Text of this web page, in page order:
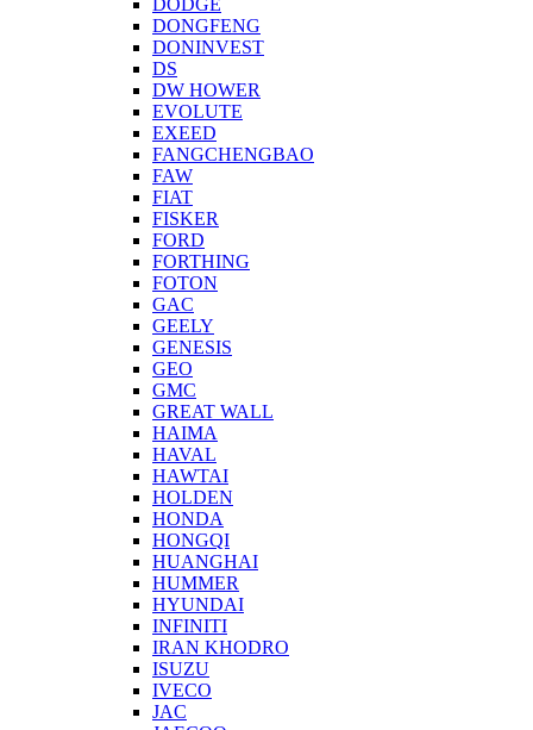
DODGE
DONGFENG
DONINVEST
DS
DW HOWER
EVOLUTE
EXEED
FANGCHENGBAO
FAW
FIAT
FISKER
FORD
FORTHING
FOTON
GAC
GEELY
GENESIS
GEO
GMC
GREAT WALL
HAIMA
HAVAL
HAWTAI
HOLDEN
HONDA
HONGQI
HUANGHAI
HUMMER
HYUNDAI
INFINITI
IRAN KHODRO
ISUZU
IVECO
JAC